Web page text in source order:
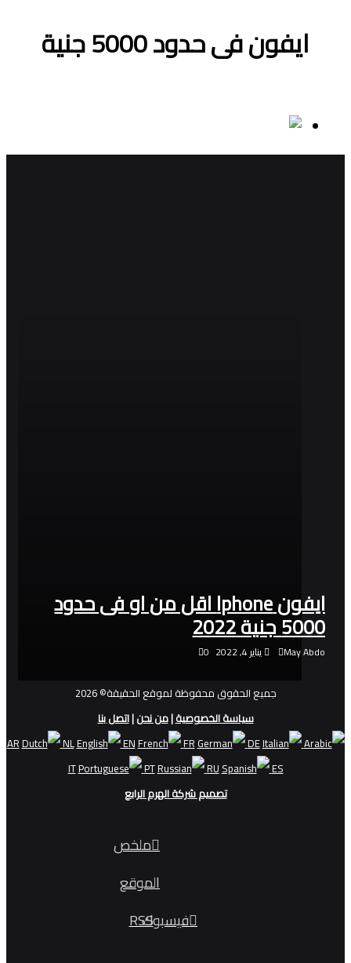
ايفون فى حدود 5000 جنية
ايفون Iphone اقل من او فى حدود
5000 جنية 2022
May Abdo يناير 4, 2022 0
جميع الحقوق محفوظة لموقع الحقيقة© 2026
سياسة الخصوصية|من نحن|اتصل بنا
AR
NL EN FR
DE
IT
PT RU
ES
تصميم شركة الهرم الرابع
فيسبوك
ملخص
الموقع
RSS